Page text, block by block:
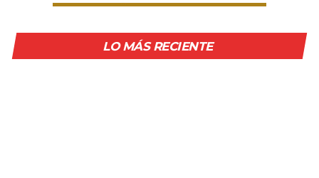
LO MÁS RECIENTE